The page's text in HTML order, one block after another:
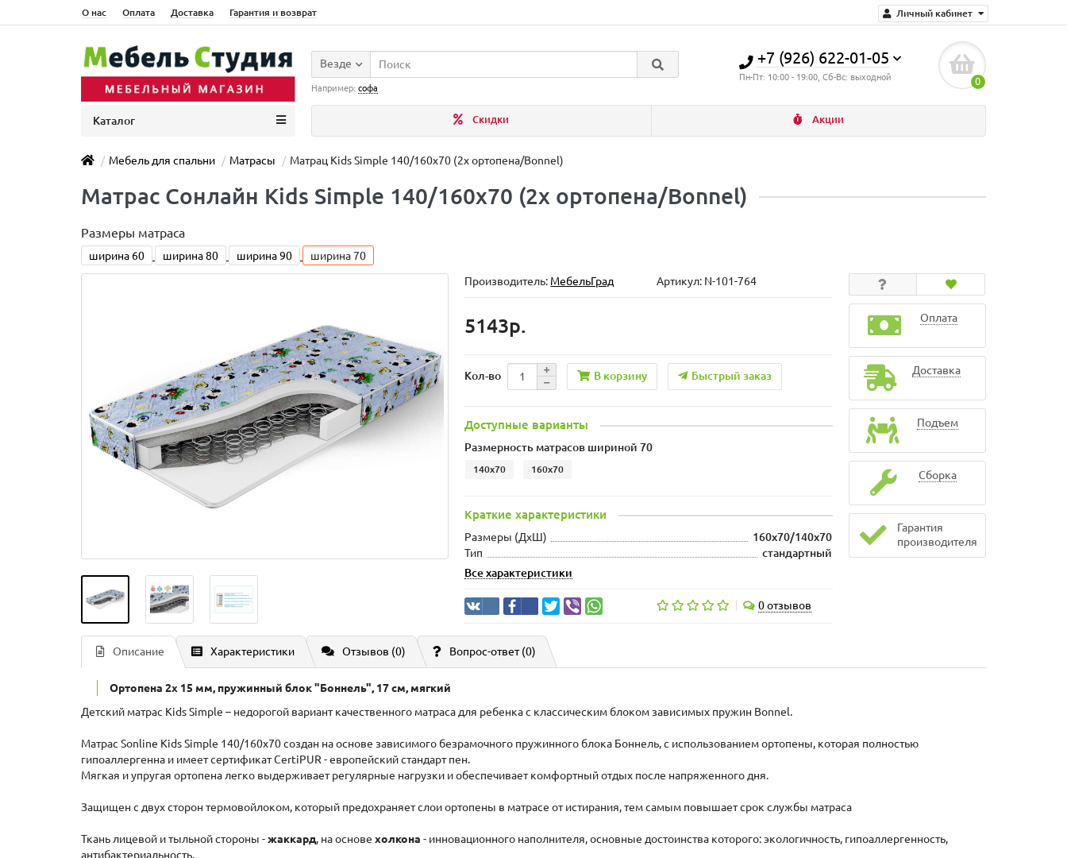
Личный кабинет
О нас Оплата Доставка Гарантия и возврат
+7 (926) 622-01-05
Пн-Пт: 10:00 - 19:00, Сб-Вс: выходной 0
Везде
Например: софа
Скидки Акции
Каталог
Мебель для спальни Матрасы Матрац Kids Simple 140/160x70 (2x ортопена/Bonnel)
Матраc Сонлайн Kids Simple 140/160x70 (2x ортопена/Bonnel)
Размеры матраса
ширина 60 ширина 80 ширина 90
ширина 70
Производитель: МебельГрад Артикул: N-101-764
5143р.
Кол-во В корзину Быстрый заказ
Доступные варианты
Размерность матрасов шириной 70
140x70 160x70
Краткие характеристики
Размеры (ДxШ)
160x70/140x70
Тип
стандартный
Все характеристики
0 отзывов
Оплата
Доставка
Подъем
Сборка
Гарантия
производителя
Описание Характеристики Отзывов (0) Вопрос-ответ(0)
Ортопена 2x 15 мм, пружинный блок "Боннель", 17 см, мягкий
Детский матрас Kids Simple – недорогой вариант качественного матраса для ребенка с классическим блоком зависимых пружин Bonnel.
Матрас Sonline Kids Simple 140/160x70 создан на основе зависимого безрамочного пружинного блока Боннель, с использованием ортопены, которая полностью
гипоаллергенна и имеет сертификат CertiPUR - европейский стандарт пен.
Мягкая и упругая ортопена легко выдерживает регулярные нагрузки и обеспечивает комфортный отдых после напряженного дня.
Защищен с двух сторон термовойлоком, который предохраняет слои ортопены в матрасе от истирания, тем самым повышает срок службы матраса
Ткань лицевой и тыльной стороны -жаккард, на основе холкона - инновационного наполнителя, основные достоинства которого: экологичность, гипоаллергенность,
антибактериальность.